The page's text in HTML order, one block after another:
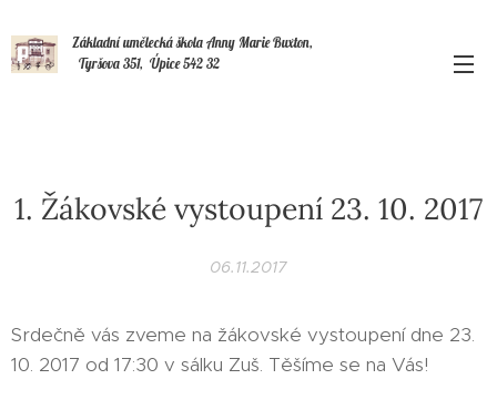
Základní umělecká škola Anny Marie Buxton,
Tyršova 351, Úpice 542 32
1. Žákovské vystoupení 23. 10. 2017
06.11.2017
Srdečně vás zveme na žákovské vystoupení dne 23.
10. 2017 od 17:30 v sálku Zuš. Těšíme se na Vás!